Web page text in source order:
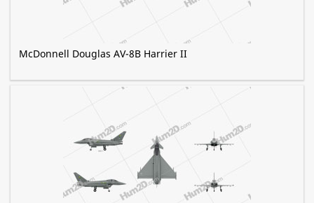
McDonnell Douglas AV-8B Harrier II